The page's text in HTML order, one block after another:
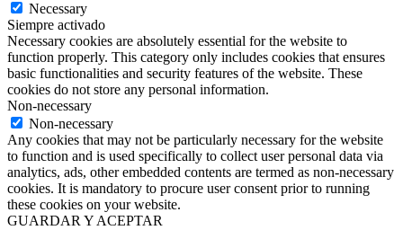
Necessary
Siempre activado
Necessary cookies are absolutely essential for the website to
function properly. This category only includes cookies that ensures
basic functionalities and security features of the website. These
cookies do not store any personal information.
Non-necessary
Non-necessary
Any cookies that may not be particularly necessary for the website
to function and is used specifically to collect user personal data via
analytics, ads, other embedded contents are termed as non-necessary
cookies. It is mandatory to procure user consent prior to running
these cookies on your website.
GUARDAR Y ACEPTAR